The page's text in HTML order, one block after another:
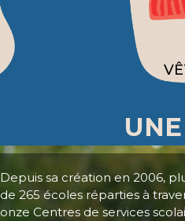
Depuis sa création en 2006,
de 265 écoles réparties à
onze Centres de services